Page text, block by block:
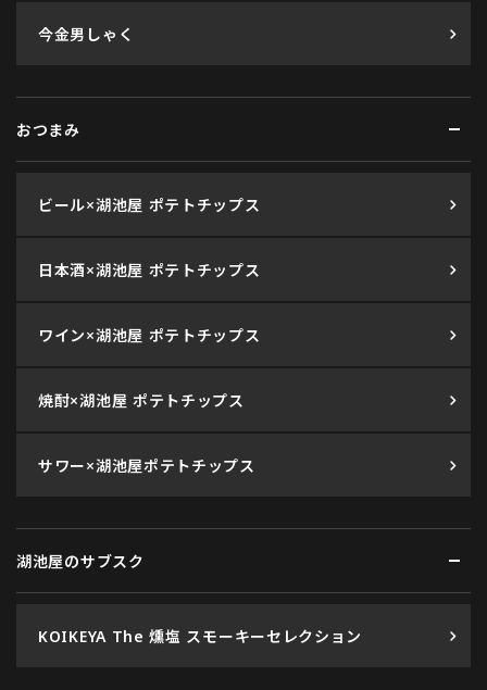
今金男しゃく
おつまみ
ビール×湖池屋 ポテトチップス
日本酒×湖池屋 ポテトチップス
ワイン×湖池屋 ポテトチップス
焼酎×湖池屋 ポテトチップス
サワー×湖池屋ポテトチップス
湖池屋のサブスク
KOIKEYA The 燻塩 スモーキーセレクション